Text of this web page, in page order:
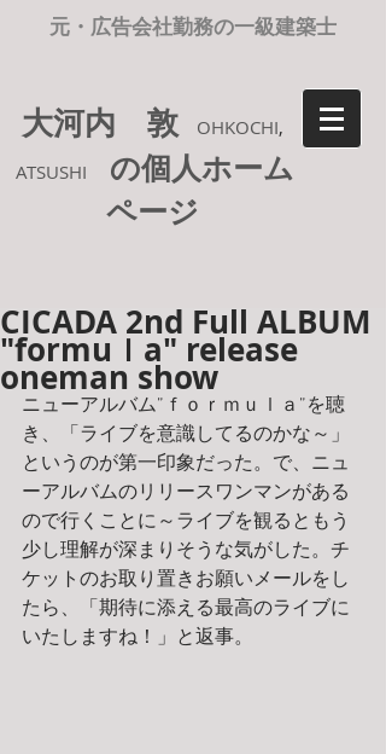
大河内 敦 OHKOCHI,
ATSUSHI の個人ホーム
ページ
元・広告会社勤務の一級建築士
CICADA 2nd Full ALBUM
"formuｌa" release
oneman show
ニューアルバム”ｆｏｒｍｕｌａ”を聴
き、「ライブを意識してるのかな～」
というのが第一印象だった。で、ニュ
ーアルバムのリリースワンマンがある
ので行くことに～ライブを観るともう
少し理解が深まりそうな気がした。チ
ケットのお取り置きお願いメールをし
たら、「期待に添える最高のライブに
いたしますね！」と返事。